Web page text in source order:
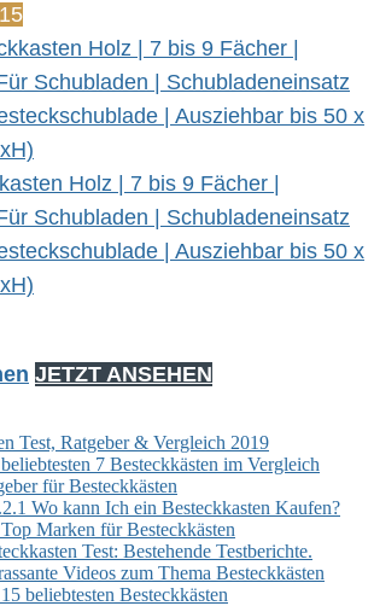
Holz | 7 bis 9 Fächer |
Schubladen | Schubladeneinsatz
| Ausziehbar bis 50 x
JETZT ANSEHEN
Test, Ratgeber & Vergleich 2019
7 Besteckkästen im Vergleich
für Besteckkästen
Wo kann Ich ein Besteckkasten Kaufen?
Marken für Besteckkästen
Test: Bestehende Testberichte.
Videos zum Thema Besteckkästen
beliebtesten Besteckkästen